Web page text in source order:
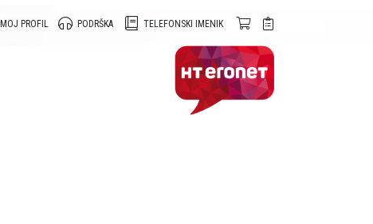
TELEFONSKI IMENIK
PODRŠKA
MOJ PROFIL